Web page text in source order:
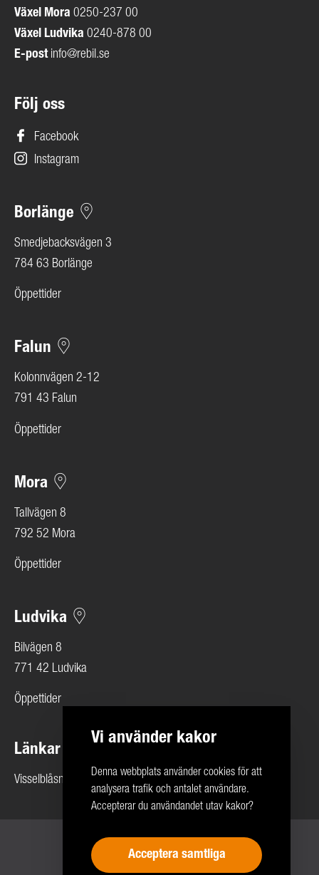
Växel Mora 0250-237 00
Växel Ludvika 0240-878 00
E-post info@rebil.se
Följ oss
Facebook
Instagram
Borlänge
Smedjebacksvägen 3
784 63 Borlänge
Öppettider
Falun
Kolonnvägen 2-12
791 43 Falun
Öppettider
Mora
Tallvägen 8
792 52 Mora
Öppettider
Ludvika
Bilvägen 8
771 42 Ludvika
Öppettider
Länkar
Visselblåsning
Copyright 2026 © Rolf Ericson Bil Företagen
Vi använder kakor
Denna webbplats använder cookies för att
analysera trafik och antalet användare.
Accepterar du användandet utav kakor?
Acceptera samtliga